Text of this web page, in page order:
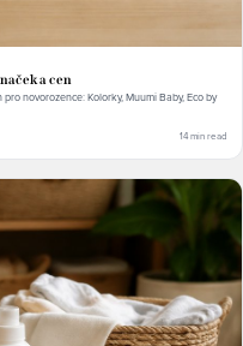
a cen
novorozence: Kolorky, Muumi Baby, Eco by
14 min read